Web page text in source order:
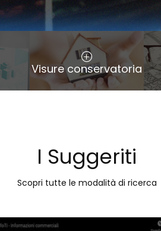
Visure conservatoria
I Suggeriti
Scopri tutte le modalità di ricerca